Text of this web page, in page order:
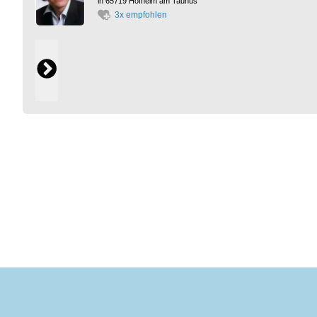
3x empfohlen